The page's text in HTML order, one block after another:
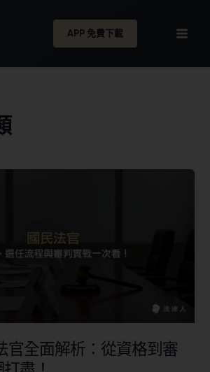
APP 免費下載
官全面解析：從資格到審